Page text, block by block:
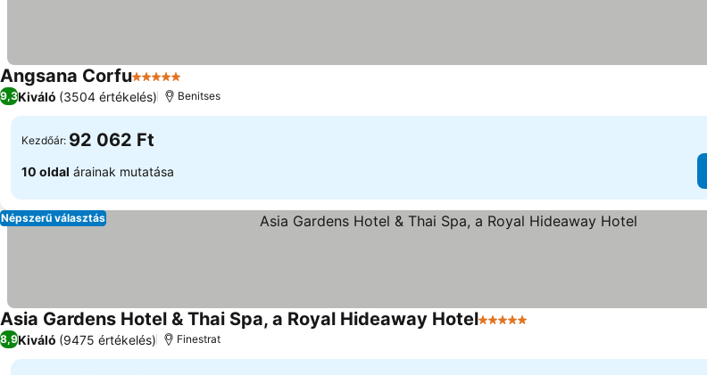
Angsana Corfu5 Kategória
9,3Kiváló (3504 értékelés) Benitses
Kezdőár: 92 062 Ft
10 oldal árainak mutatása
Népszerű választás
Asia Gardens Hotel & Thai Spa, a Royal Hideaway Hotel5 Kategória
8,9Kiváló (9475 értékelés) Finestrat